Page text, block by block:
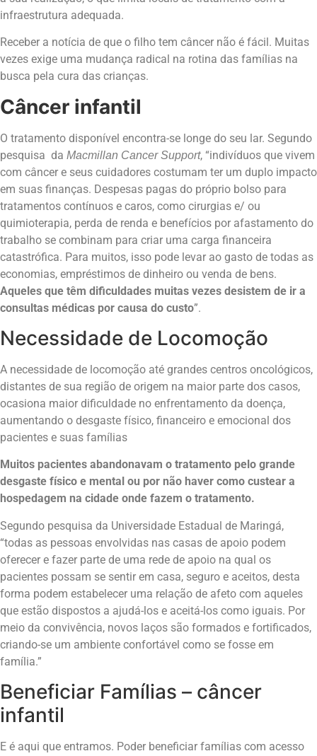
infraestrutura adequada.
Receber a notícia de que o filho tem câncer não é fácil. Muitas
vezes exige uma mudança radical na rotina das famílias na
busca pela cura das crianças.
Câncer infantil
O tratamento disponível encontra-se longe do seu lar. Segundo
pesquisa da Macmillan Cancer Support, “indivíduos que vivem
com câncer e seus cuidadores costumam ter um duplo impacto
em suas finanças. Despesas pagas do próprio bolso para
tratamentos contínuos e caros, como cirurgias e/ ou
quimioterapia, perda de renda e benefícios por afastamento do
trabalho se combinam para criar uma carga financeira
catastrófica. Para muitos, isso pode levar ao gasto de todas as
economias, empréstimos de dinheiro ou venda de bens.
Aqueles que têm dificuldades muitas vezes desistem de ir a
consultas médicas por causa do custo”.
Necessidade de Locomoção
A necessidade de locomoção até grandes centros oncológicos,
distantes de sua região de origem na maior parte dos casos,
ocasiona maior dificuldade no enfrentamento da doença,
aumentando o desgaste físico, financeiro e emocional dos
pacientes e suas famílias
Muitos pacientes abandonavam o tratamento pelo grande
desgaste físico e mental ou por não haver como custear a
hospedagem na cidade onde fazem o tratamento.
Segundo pesquisa da Universidade Estadual de Maringá,
“todas as pessoas envolvidas nas casas de apoio podem
oferecer e fazer parte de uma rede de apoio na qual os
pacientes possam se sentir em casa, seguro e aceitos, desta
forma podem estabelecer uma relação de afeto com aqueles
que estão dispostos a ajudá-los e aceitá-los como iguais. Por
meio da convivência, novos laços são formados e fortificados,
criando-se um ambiente confortável como se fosse em
família.”
Beneficiar Famílias – câncer
infantil
E é aqui que entramos. Poder beneficiar famílias com acesso